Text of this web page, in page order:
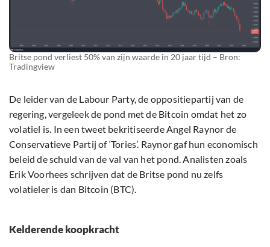
Britse pond verliest 50% van zijn waarde in 20 jaar tijd – Bron:
Tradingview
De leider van de Labour Party, de oppositiepartij van de
regering, vergeleek de pond met de Bitcoin omdat het zo
volatiel is. In een tweet bekritiseerde Angel Raynor de
Conservatieve Partij of ‘Tories’. Raynor gaf hun economisch
beleid de schuld van de val van het pond. Analisten zoals
Erik Voorhees schrijven dat de Britse pond nu zelfs
volatieler is dan Bitcoin (BTC).
Kelderende koopkracht